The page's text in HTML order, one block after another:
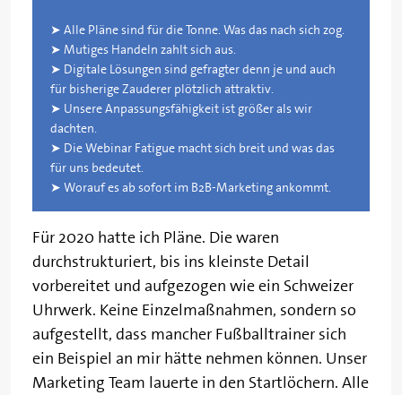
➤ Alle Pläne sind für die Tonne. Was das nach sich zog.
➤ Mutiges Handeln zahlt sich aus.
➤ Digitale Lösungen sind gefragter denn je und auch
für bisherige Zauderer plötzlich attraktiv.
➤ Unsere Anpassungsfähigkeit ist größer als wir
dachten.
➤ Die Webinar Fatigue macht sich breit und was das
für uns bedeutet.
➤ Worauf es ab sofort im B2B-Marketing ankommt.
Für 2020 hatte ich Pläne. Die waren
durchstrukturiert, bis ins kleinste Detail
vorbereitet und aufgezogen wie ein Schweizer
Uhrwerk. Keine Einzelmaßnahmen, sondern so
aufgestellt, dass mancher Fußballtrainer sich
ein Beispiel an mir hätte nehmen können. Unser
Marketing Team lauerte in den Startlöchern. Alle